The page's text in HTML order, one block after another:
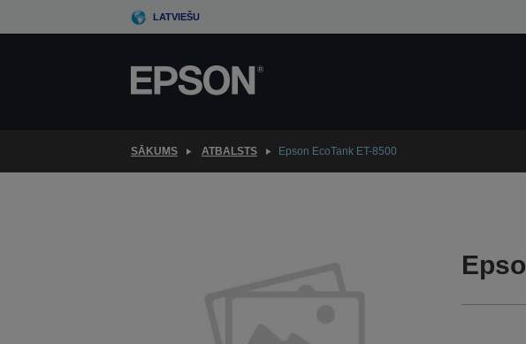
to
LATVIEŠU
SĀKUMS ATBALSTS Epson EcoTank ET-8500